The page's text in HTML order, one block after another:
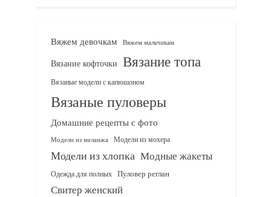
Вяжем девочкам Вяжем мальчикам
Вязание кофточки Вязание топа
Вязаные модели с капюшоном
Вязаные пуловеры
Домашние рецепты с фото
Модели из меланжа Модели из мохера
Модели из хлопка Модные жакеты
Одежда для полных Пуловер реглан
Свитер женский